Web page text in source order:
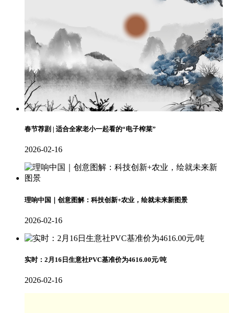
春节荐剧 | 适合全家老小一起看的“电子榨菜”
2026-02-16
理响中国｜创意图解：科技创新+农业，绘就未来新图景
2026-02-16
实时：2月16日生意社PVC基准价为4616.00元/吨
2026-02-16